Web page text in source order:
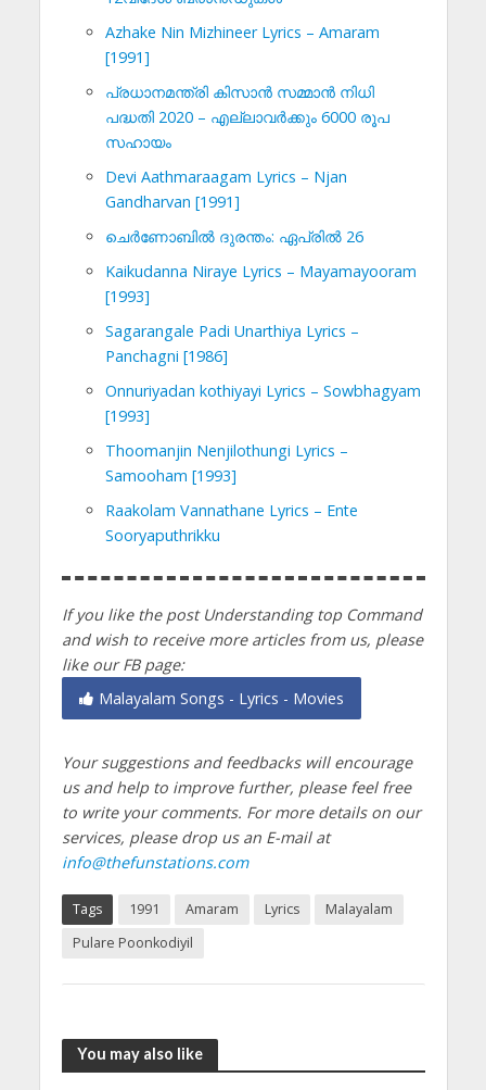
Azhake Nin Mizhineer Lyrics – Amaram
[1991]
പ്രധാനമന്ത്രി കിസാൻ സമ്മാൻ നിധി
പദ്ധതി 2020 – എല്ലാവർക്കും 6000 രൂപ
സഹായം
Devi Aathmaraagam Lyrics – Njan
Gandharvan [1991]
ചെര്‍ണോബില്‍ ദുരന്തം: ഏപ്രില്‍ 26
Kaikudanna Niraye Lyrics – Mayamayooram
[1993]
Sagarangale Padi Unarthiya Lyrics –
Panchagni [1986]
Onnuriyadan kothiyayi Lyrics – Sowbhagyam
[1993]
Thoomanjin Nenjilothungi Lyrics –
Samooham [1993]
Raakolam Vannathane Lyrics – Ente
Sooryaputhrikku
If you like the post Understanding top Command
and wish to receive more articles from us, please
like our FB page:
Malayalam Songs - Lyrics - Movies
Your suggestions and feedbacks will encourage
us and help to improve further, please feel free
to write your comments. For more details on our
services, please drop us an E-mail at
info@thefunstations.com
Tags 1991 Amaram Lyrics
Malayalam
Pulare Poonkodiyil
You may also like